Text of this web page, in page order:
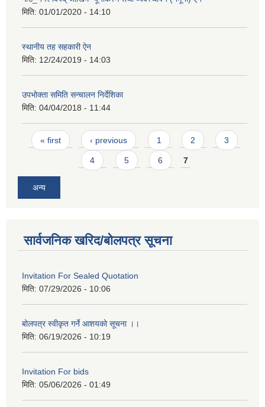
मिति: 01/01/2020 - 14:10
स्थानीय तह सहकारी ऐन
मिति: 12/24/2019 - 14:03
उपभोक्ता समिति सन्चालन निर्देशिका
मिति: 04/04/2018 - 11:44
Pages
« first ‹ previous 1 2 3
4 5 6 7
अन्य
सार्वजनिक खरिद/बोलपत्र सूचना
Invitation For Sealed Quotation
मिति: 07/29/2026 - 10:06
बोलपत्र स्वीकृत गर्ने आशयको सूचना ।।
मिति: 06/19/2026 - 10:19
Invitation For bids
मिति: 05/06/2026 - 01:49